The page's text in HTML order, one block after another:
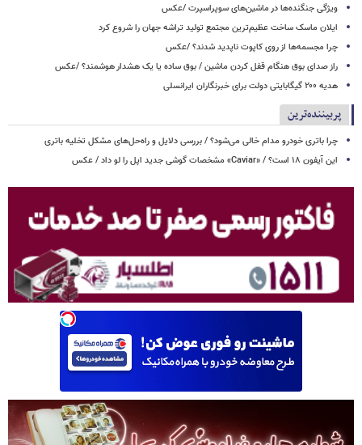
ویژگی جنگنده‌ها در ماشین‌های سوپراسپرت /عکس
ایلان ماسک ساخت عظیم‌ترین مجتمع تولید تراشه جهان را شروع کرد
چرا مجسمه‌ها از روی کاپوت‌ ناپدید شدند؟ /عکس
راز صدای بوق هنگام قفل کردن ماشین / بوق ساده یا یک هشدار هوشمند؟ /عکس
هدیه ۲۰۰ گیگابایتی دولت برای خبرنگاران ایرانسلی
پربیننده‌ترین
چرا باتری خودرو مدام خالی می‌شود؟ / بررسی دلایل و راه‌حل‌های مشکل تخلیه باتری
این آیفون ۱۸ است؟ / «Caviar» مشخصات گوشی جدید اپل را لو داد / عکس